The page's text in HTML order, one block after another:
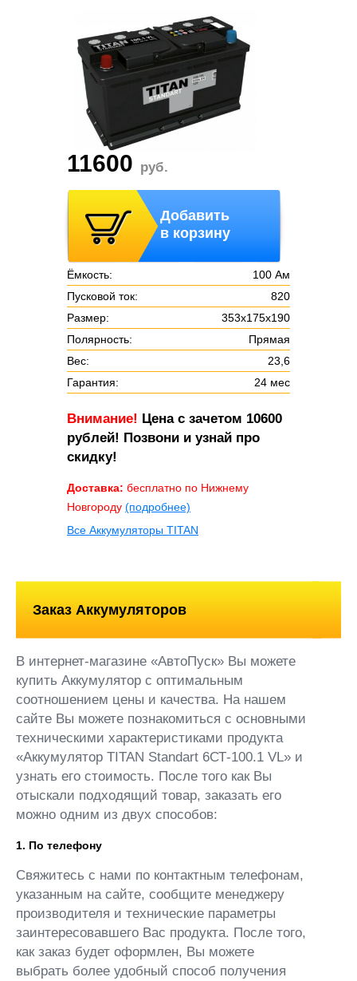
11600 руб.
Добавить
в корзину
Ёмкость:
100 Ам
Пусковой ток:
820
Размер:
353х175х190
Полярность:
Прямая
Вес:
23,6
Гарантия:
24 мес
Внимание! Цена с зачетом 10600
рублей! Позвони и узнай про
скидку!
Доставка: бесплатно по Нижнему
Новгороду (подробнее)
Все Аккумуляторы TITAN
Заказ Аккумуляторов
В интернет-магазине «АвтоПуск» Вы можете
купить Аккумулятор с оптимальным
соотношением цены и качества. На нашем
сайте Вы можете познакомиться с основными
техническими характеристиками продукта
«Аккумулятор TITAN Standart 6СТ-100.1 VL» и
узнать его стоимость. После того как Вы
отыскали подходящий товар, заказать его
можно одним из двух способов:
1. По телефону
Свяжитесь с нами по контактным телефонам,
указанным на сайте, сообщите менеджеру
производителя и технические параметры
заинтересовавшего Вас продукта. После того,
как заказ будет оформлен, Вы можете
выбрать более удобный способ получения